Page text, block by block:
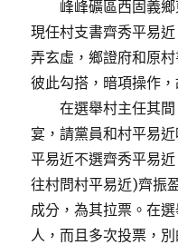
峰峰礦區西固義鄉
現任村支書齊秀平易
弄玄虛，鄉證府和原
彼此勾搭，暗項操作
在選舉村主任其間
宴，請黨員和村平易
平易近不選齊秀平易
往村問村平易近)齊振
成分，為其拉票。在
人，而且多次投票，